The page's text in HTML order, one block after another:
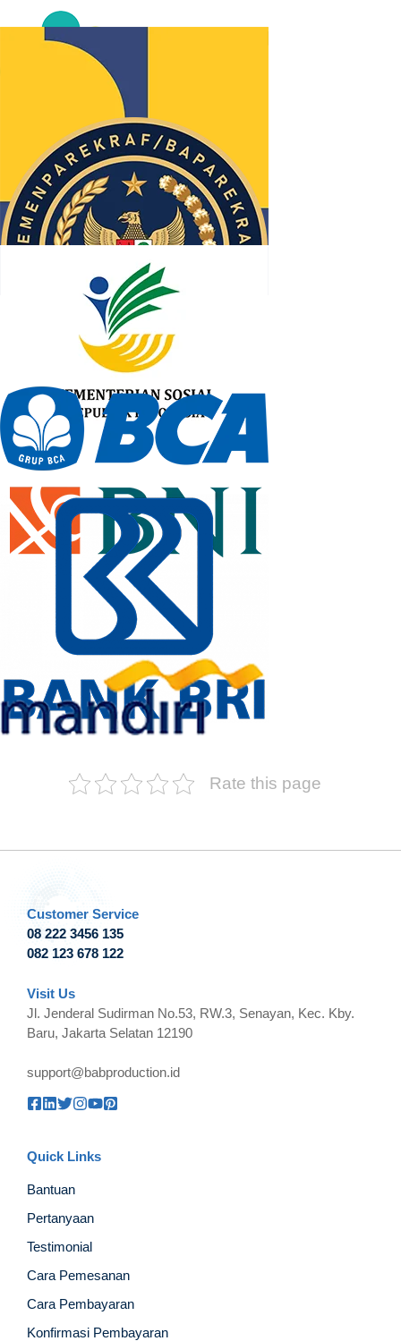
Rate this page
Customer Service
08 222 3456 135
082 123 678 122
Visit Us
Jl. Jenderal Sudirman No.53, RW.3, Senayan, Kec. Kby.
Baru, Jakarta Selatan 12190
support@babproduction.id
Quick Links
Bantuan
Pertanyaan
Testimonial
Cara Pemesanan
Cara Pembayaran
Konfirmasi Pembayaran